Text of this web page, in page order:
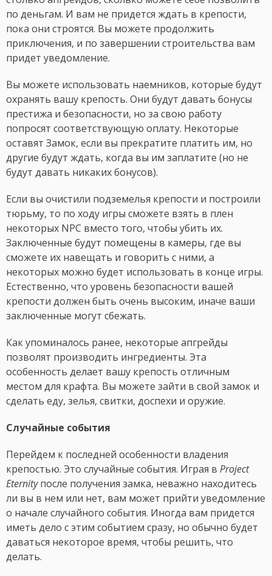
по деньгам. И вам не придется ждать в крепости,
пока они строятся. Вы можете продолжить
приключения, и по завершении строительства вам
придет уведомление.
Вы можете использовать наемников, которые будут
охранять вашу крепость. Они будут давать бонусы
престижа и безопасности, но за свою работу
попросят соответствующую оплату. Некоторые
оставят Замок, если вы прекратите платить им, но
другие будут ждать, когда вы им заплатите (но не
будут давать никаких бонусов).
Если вы очистили подземелья крепости и построили
тюрьму, то по ходу игры сможете взять в плен
некоторых NPC вместо того, чтобы убить их.
Заключенные будут помещены в камеры, где вы
сможете их навещать и говорить с ними, а
некоторых можно будет использовать в конце игры.
Естественно, что уровень безопасности вашей
крепости должен быть очень высоким, иначе ваши
заключенные могут сбежать.
Как упоминалось ранее, некоторые апгрейды
позволят производить ингредиенты. Эта
особенность делает вашу крепость отличным
местом для крафта. Вы можете зайти в свой ​​замок и
сделать еду, зелья, свитки, доспехи и оружие.
Случайные события
Перейдем к последней особенности владения
крепостью. Это случайные события. Играя в Project
Eternityпосле получения замка, неважно находитесь
ли вы в нем или нет, вам может прийти уведомление
о начале случайного события. Иногда вам придется
иметь дело с этим событием сразу, но обычно будет
даваться некоторое время, чтобы решить, что
делать.